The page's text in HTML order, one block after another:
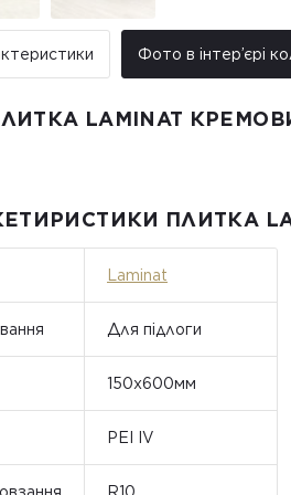
Фото в інтер’єрі
LAMINAT
ПЛИТКА
Laminat
Для підлоги
150x600мм
PEI IV